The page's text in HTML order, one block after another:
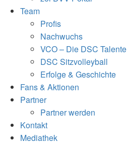
Team
Profis
Nachwuchs
VCO – Die DSC Talente
DSC Sitzvolleyball
Erfolge & Geschichte
Fans & Aktionen
Partner
Partner werden
Kontakt
Mediathek